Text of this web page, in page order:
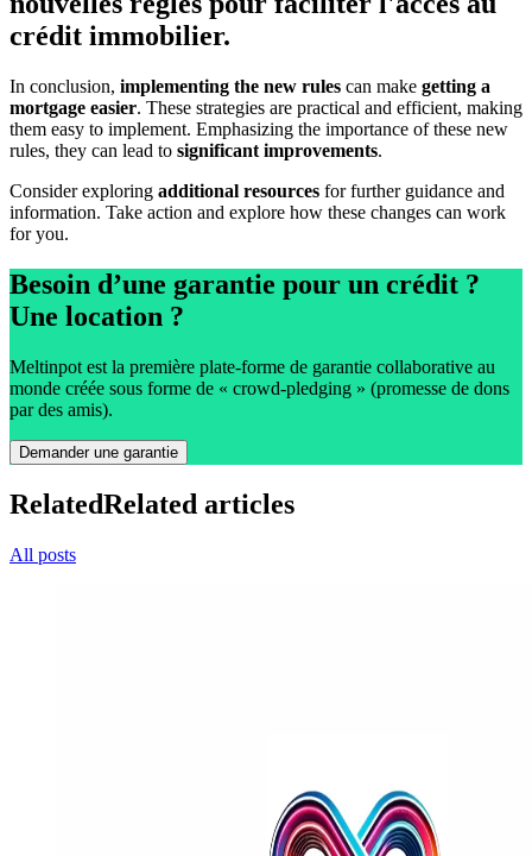
crédit immobilier.
In conclusion, implementing the new rules can make getting a
mortgage easier. These strategies are practical and efficient, making
them easy to implement. Emphasizing the importance of these new
rules, they can lead to significant improvements.
Consider exploring additional resources for further guidance and
information. Take action and explore how these changes can work
for you.
Besoin d’une garantie pour un crédit ?
Une location ?
Meltinpot est la première plate-forme de garantie collaborative au
monde créée sous forme de « crowd-pledging » (promesse de dons
par des amis).
Demander une garantie
RelatedRelated articles
All posts